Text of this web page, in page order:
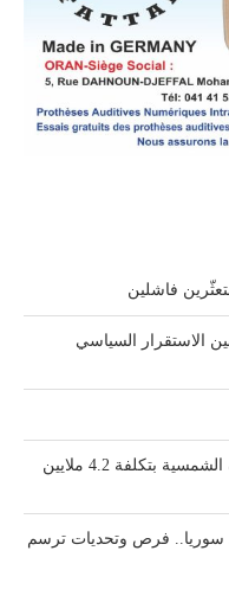
فاشلين
الاستقرار السياسي
تركيا تفتتح محطة كهرمان مرعش للطاقة الشمسية بتكلفة 4.2 ملايين
في سوريا.. فرص وتحديات ترسم